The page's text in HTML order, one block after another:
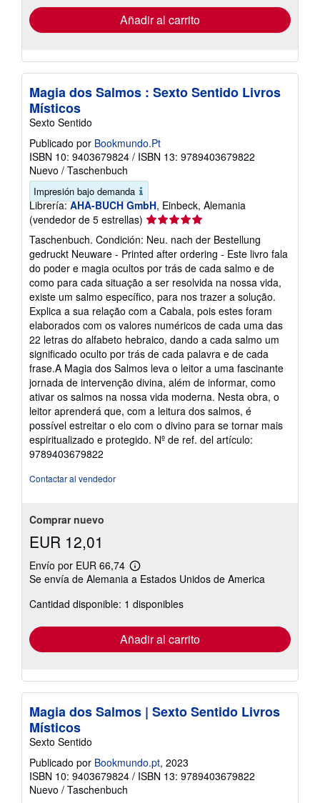
envío
Añadir al carrito
Magia dos Salmos : Sexto Sentido Livros
Místicos
Sexto Sentido
Publicado por Bookmundo.Pt
ISBN 10: 9403679824 / ISBN 13: 9789403679822
Nuevo / Taschenbuch
Impresión bajo demanda
Librería: AHA-BUCH GmbH, Einbeck, Alemania
(vendedor de 5 estrellas) Calificación
del
vendedor:
5
de
5
estrellas
Taschenbuch. Condición: Neu. nach der Bestellung
gedruckt Neuware - Printed after ordering - Este livro fala
do poder e magia ocultos por trás de cada salmo e de
como para cada situação a ser resolvida na nossa vida,
existe um salmo específico, para nos trazer a solução.
Explica a sua relação com a Cabala, pois estes foram
elaborados com os valores numéricos de cada uma das
22 letras do alfabeto hebraico, dando a cada salmo um
significado oculto por trás de cada palavra e de cada
frase.A Magia dos Salmos leva o leitor a uma fascinante
jornada de intervenção divina, além de informar, como
ativar os salmos na nossa vida moderna. Nesta obra, o
leitor aprenderá que, com a leitura dos salmos, é
possível estreitar o elo com o divino para se tornar mais
espiritualizado e protegido. Nº de ref. del artículo:
9789403679822
Contactar al vendedor
Comprar nuevo
EUR 12,01
Envío por EUR 66,74
Más
información
las
tarifas
envío
Se envía de Alemania a Estados Unidos de America
Cantidad disponible: 1 disponibles
Añadir al carrito
Magia dos Salmos | Sexto Sentido Livros
Místicos
Sexto Sentido
Publicado por Bookmundo.pt, 2023
ISBN 10: 9403679824 / ISBN 13: 9789403679822
Nuevo / Taschenbuch